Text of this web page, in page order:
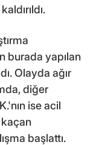
burada yapılan
Olayda ağır
diğer
ise acil
başlattı.